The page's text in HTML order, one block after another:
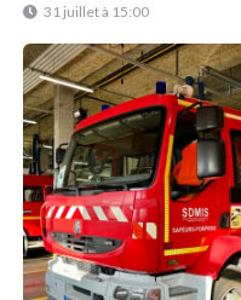
31 juillet à 15:00